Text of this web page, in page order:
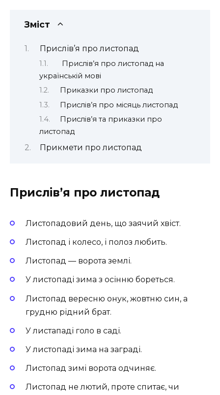
Зміст
Прислів’я про листопад
Прислів’я про листопад на
українській мові
Приказки про листопад
Прислів’я про місяць листопад
Прислів’я та приказки про
листопад
Прикмети про листопад
Прислів’я про листопад
Листопадовий день, що заячий хвіст.
Листопад і колесо, і полоз любить.
Листопад — ворота землі.
У листопаді зима з осінню бореться.
Листопад вересню онук, жовтню син, а
грудню рідний брат.
У листападі голо в саді.
У листопаді зима на заграді.
Листопад зимі ворота одчиняє.
Листопад не лютий, проте спитає, чи